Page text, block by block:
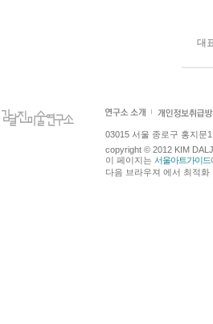
대
03015 서울 종로구 홍지문
copyright © 2012 KIM
이 페이지는 서울아트가이드
다음 브라우져 에서 최적